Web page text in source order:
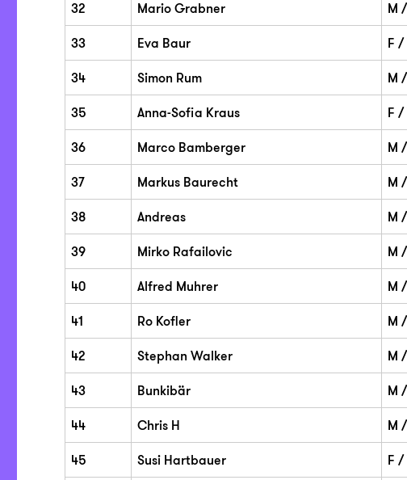
32 Mario Grabner M
33 Eva Baur F /
34 Simon Rum M
35 Anna-Sofia Kraus F /
36 Marco Bamberger M
37 Markus Baurecht M
38 Andreas M
39 Mirko Rafailovic M
40 Alfred Muhrer M
41 Ro Kofler M
42 Stephan Walker M
43 Bunkibär M
44 Chris H M
45 Susi Hartbauer F /